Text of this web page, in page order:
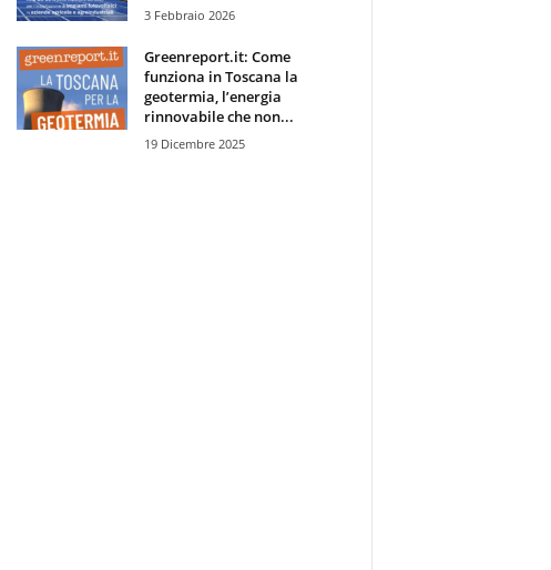
3 Febbraio 2026
Greenreport.it: Come
funziona in Toscana la
geotermia, l’energia
rinnovabile che non...
19 Dicembre 2025